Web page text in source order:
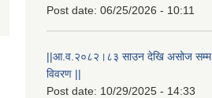
Post date: 06/25/2026 - 10:11
||आ.व.२०८२।८३ साउन देखि असोज
विवरण ||
Post date: 10/29/2025 - 14:33